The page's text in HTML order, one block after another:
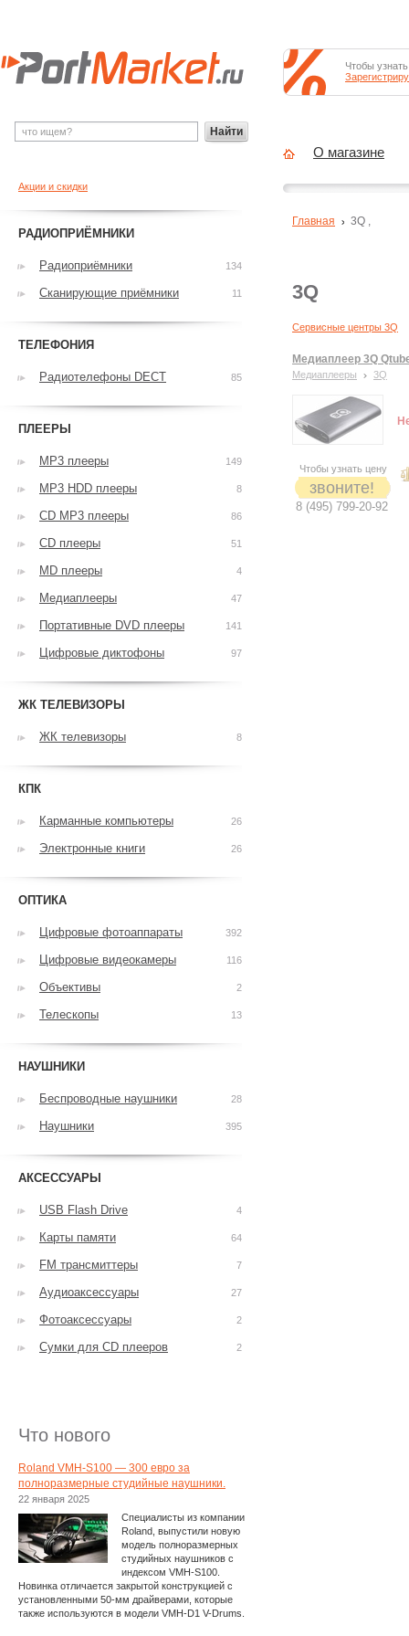
3Q
Сервисные центры 3Q
Медиаплеер 3Q
Медиаплееры 3Q
Чтобы узнать цену
звоните!
8 (495) 799-20-92
Главная 3Q ,
Акции и скидки
РАДИОПРИЁМНИКИ
Радиоприёмники 134
Сканирующие приёмники 11
ТЕЛЕФОНИЯ
Радиотелефоны DECT 85
ПЛЕЕРЫ
MP3 плееры 149
MP3 HDD плееры 8
CD MP3 плееры 86
CD плееры 51
MD плееры 4
Медиаплееры 47
Портативные DVD плееры 141
Цифровые диктофоны 97
ЖК ТЕЛЕВИЗОРЫ
ЖК телевизоры 8
КПК
Карманные компьютеры 26
Электронные книги 26
ОПТИКА
Цифровые фотоаппараты 392
Цифровые видеокамеры 116
Объективы 2
Телескопы 13
НАУШНИКИ
Беспроводные наушники 28
Наушники 395
АКСЕССУАРЫ
USB Flash Drive 4
Карты памяти 64
FM трансмиттеры 7
Аудиоаксессуары 27
Фотоаксессуары 2
Сумки для CD плееров 2
Что нового
Roland VMH-S100 — 300 евро за
полноразмерные студийные наушники.
22 января 2025
Специалисты из компании
Roland, выпустили новую
модель полноразмерных
студийных наушников с
индексом VMH-S100.
Новинка отличается закрытой конструкцией с
установленными 50-мм драйверами, которые
также используются в модели VMH-D1 V-Drums.
Найти
Чтобы
О магазине